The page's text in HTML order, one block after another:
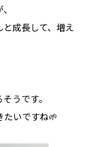
成長して、増え
うです。
たいですね🌱